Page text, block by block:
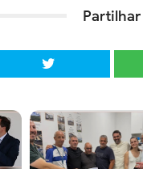
Partilhar